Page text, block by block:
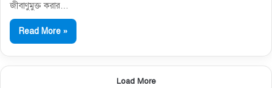
জীবাণুমুক্ত করার…
Read More »
Load More